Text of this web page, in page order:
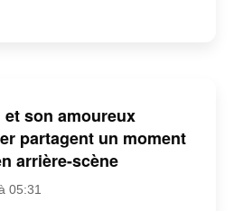
son amoureux
partagent un moment
arrière-scène
05:31